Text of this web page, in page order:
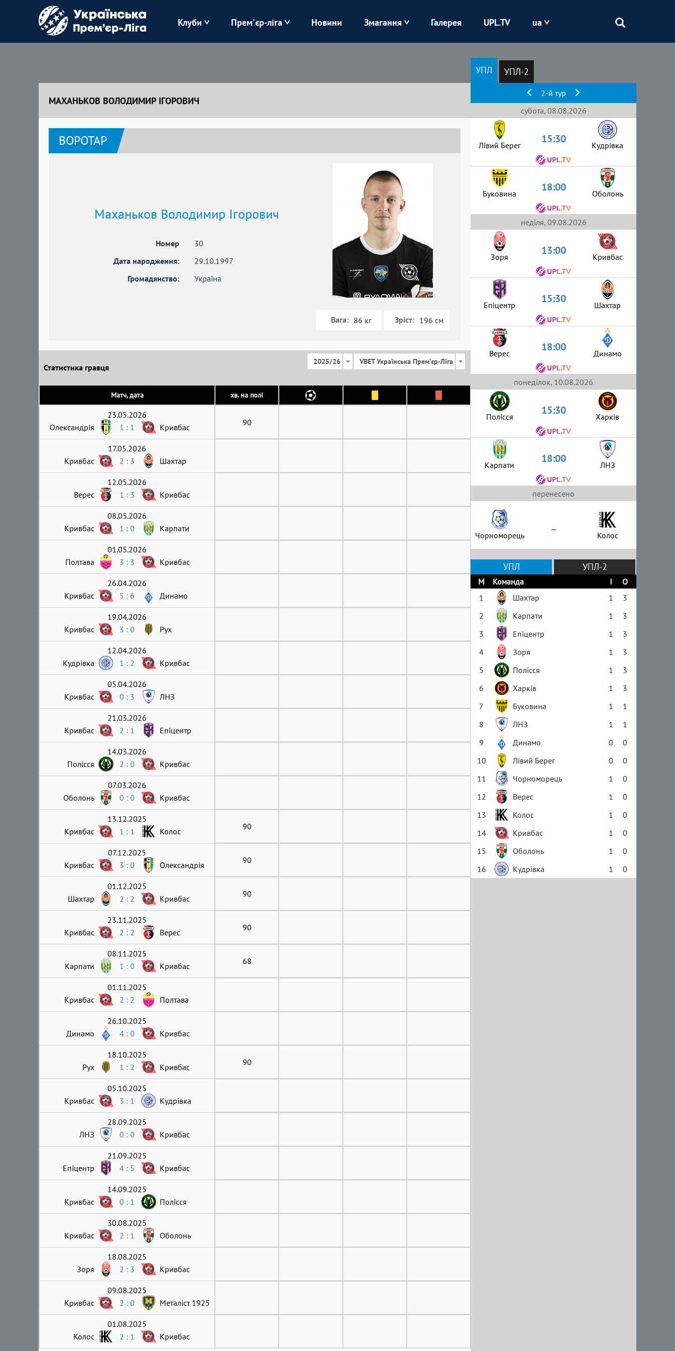
Клуби
Зоря Карпати Колос Кривбас
Оболонь
Полісся
Прем'єр-ліга Новини Змагання Галерея UPL.TV ua
МАХАНЬКОВ ВОЛОДИМИР ІГОРОВИЧ
ВОРОТАР
Маханьков Володимир Ігорович
Номер
30
Дата народження:
29.10.1997
Громадянство:
Україна
Вага: 86 кг Зріст: 196 см
Статистика гравця
2025/26 VBET Українська Премʼєр-Ліга
Матч, дата хв. на полі
23.05.2026
Олександрія
1 : 1 Кривбас 90
17.05.2026
Кривбас
2 : 3 Шахтар
12.05.2026
Верес
1 : 3 Кривбас
08.05.2026
Кривбас
1 : 0 Карпати
01.05.2026
Полтава
3 : 3 Кривбас
26.04.2026
Кривбас
5 : 6 Динамо
19.04.2026
Кривбас
3 : 0 Рух
12.04.2026
Кудрівка
1 : 2 Кривбас
05.04.2026
Кривбас
0 : 3 ЛНЗ
21.03.2026
Кривбас
2 : 1 Епіцентр
14.03.2026
Полісся
2 : 0 Кривбас
07.03.2026
Оболонь
0 : 0 Кривбас
13.12.2025
Кривбас
1 : 1 Колос 90
07.12.2025
Кривбас
3 : 0 Олександрія 90
01.12.2025
Шахтар
2 : 2 Кривбас 90
23.11.2025
Кривбас
2 : 2 Верес 90
08.11.2025
Карпати
1 : 0 Кривбас 68
01.11.2025
Кривбас
2 : 2 Полтава
26.10.2025
Динамо
4 : 0 Кривбас
18.10.2025
Рух
1 : 2 Кривбас 90
05.10.2025
Кривбас
3 : 1 Кудрівка
28.09.2025
ЛНЗ
0 : 0 Кривбас
21.09.2025
Епіцентр
4 : 5 Кривбас
14.09.2025
Кривбас
0 : 1 Полісся
30.08.2025
Кривбас
2 : 1 Оболонь
18.08.2025
Зоря
2 : 3 Кривбас
09.08.2025
Кривбас
2 : 0 Металіст 1925
01.08.2025
Колос
2 : 1 Кривбас
УПЛ УПЛ-2
2-й тур
субота, 08.08.2026
Лівий Берег 15:30 Кудрівка
Буковина 18:00 Оболонь
неділя, 09.08.2026
Зоря 13:00 Кривбас
Епіцентр 15:30 Шахтар
Верес 18:00 Динамо
понеділок, 10.08.2026
Полісся 15:30 Харків
Карпати 18:00 ЛНЗ
перенесено
Чорноморець – Колос
УПЛ УПЛ-2
М Команда І
О
1
Шахтар 1
3
2
Карпати 1
3
3
Епіцентр 1
3
4
Зоря 1
3
5
Полісся 1
3
6
Харків 1
3
7
Буковина 1
1
8
ЛНЗ 1
1
9
Динамо 0
0
10
Лівий Берег 0
0
11
Чорноморець 1
0
12
Верес 1
0
13
Колос 1
0
14
Кривбас 1
0
15
Оболонь 1
0
16
Кудрівка 1 0